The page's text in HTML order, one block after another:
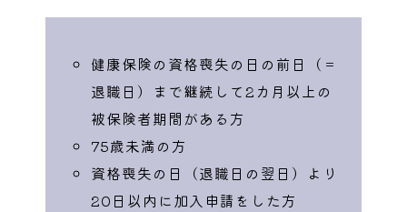
健康保険の資格喪失の日の前日（＝
退職日）まで継続して2カ月以上の
被保険者期間がある方
75歳未満の方
資格喪失の日（退職日の翌日）より
20日以内に加入申請をした方